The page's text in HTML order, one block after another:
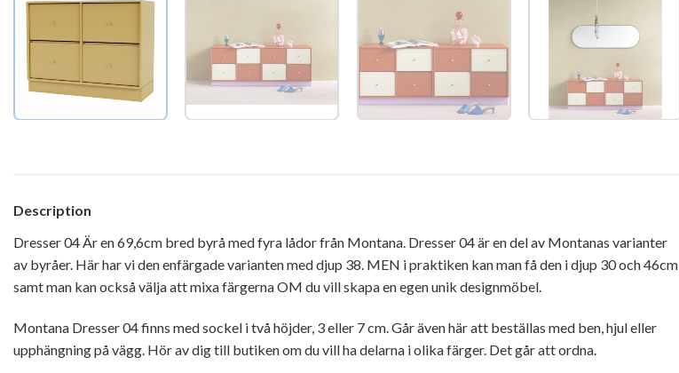
Description
Dresser 04 Är en 69,6cm bred byrå med fyra lådor från Montana. Dresser 04 är en del av Montanas varianter
av byråer. Här har vi den enfärgade varianten med djup 38. MEN i praktiken kan man få den i djup 30 och 46cm
samt man kan också välja att mixa färgerna OM du vill skapa en egen unik designmöbel.
Montana Dresser 04 finns med sockel i två höjder, 3 eller 7 cm. Går även här att beställas med ben, hjul eller
upphängning på vägg. Hör av dig till butiken om du vill ha delarna i olika färger. Det går att ordna.